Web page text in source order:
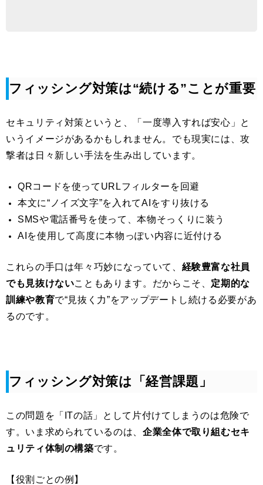
フィッシング対策は“続ける”ことが重要
セキュリティ対策というと、「一度導入すれば安心」と
いうイメージがあるかもしれません。でも現実には、攻
撃者は日々新しい手法を生み出しています。
QRコードを使ってURLフィルターを回避
本文に“ノイズ文字”を入れてAIをすり抜ける
SMSや電話番号を使って、本物そっくりに装う
AIを使用して高度に本物っぽい内容に近付ける
これらの手口は年々巧妙になっていて、 経験豊富な社員
でも見抜けないこともあります。だからこそ、 定期的な
訓練や教育で“見抜く力”をアップデートし続ける必要があ
るのです。
フィッシング対策は「経営課題」
この問題を「ITの話」として片付けてしまうのは危険で
す。いま求められているのは、 企業全体で取り組むセキ
ュリティ体制の構築です。
【役割ごとの例】